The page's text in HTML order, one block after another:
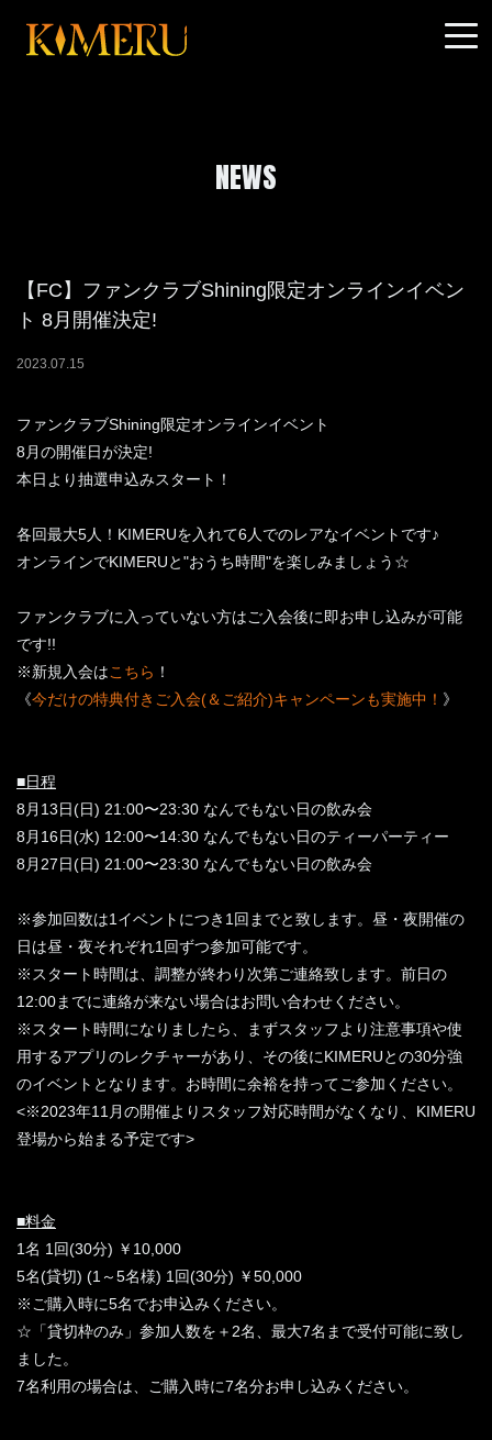
NEWS
【FC】ファンクラブShining限定オンラインイベン
ト 8月開催決定!
2023.07.15
ファンクラブShining限定オンラインイベント
8月の開催日が決定!
本日より抽選申込みスタート！
各回最大5人！KIMERUを入れて6人でのレアなイベントです♪
オンラインでKIMERUと"おうち時間"を楽しみましょう☆
ファンクラブに入っていない方はご入会後に即お申し込みが可能
です!!
※新規入会はこちら ！
《今だけの特典付きご入会(＆ご紹介)キャンペーンも実施中！ 》
■日程
8月13日(日) 21:00〜23:30 なんでもない日の飲み会
8月16日(水) 12:00〜14:30 なんでもない日のティーパーティー
8月27日(日) 21:00〜23:30 なんでもない日の飲み会
※参加回数は1イベントにつき1回までと致します。昼・夜開催の
日は昼・夜それぞれ1回ずつ参加可能です。
※スタート時間は、調整が終わり次第ご連絡致します。前日の
12:00までに連絡が来ない場合はお問い合わせください。
※スタート時間になりましたら、まずスタッフより注意事項や使
用するアプリのレクチャーがあり、その後にKIMERUとの30分強
のイベントとなります。お時間に余裕を持ってご参加ください。
<※2023年11月の開催よりスタッフ対応時間がなくなり、KIMERU
登場から始まる予定です>
■料金
1名 1回(30分) ￥10,000
5名(貸切) (1～5名様) 1回(30分) ￥50,000
※ご購入時に5名でお申込みください。
☆「貸切枠のみ」参加人数を＋2名、最大7名まで受付可能に致し
ました。
7名利用の場合は、ご購入時に7名分お申し込みください。